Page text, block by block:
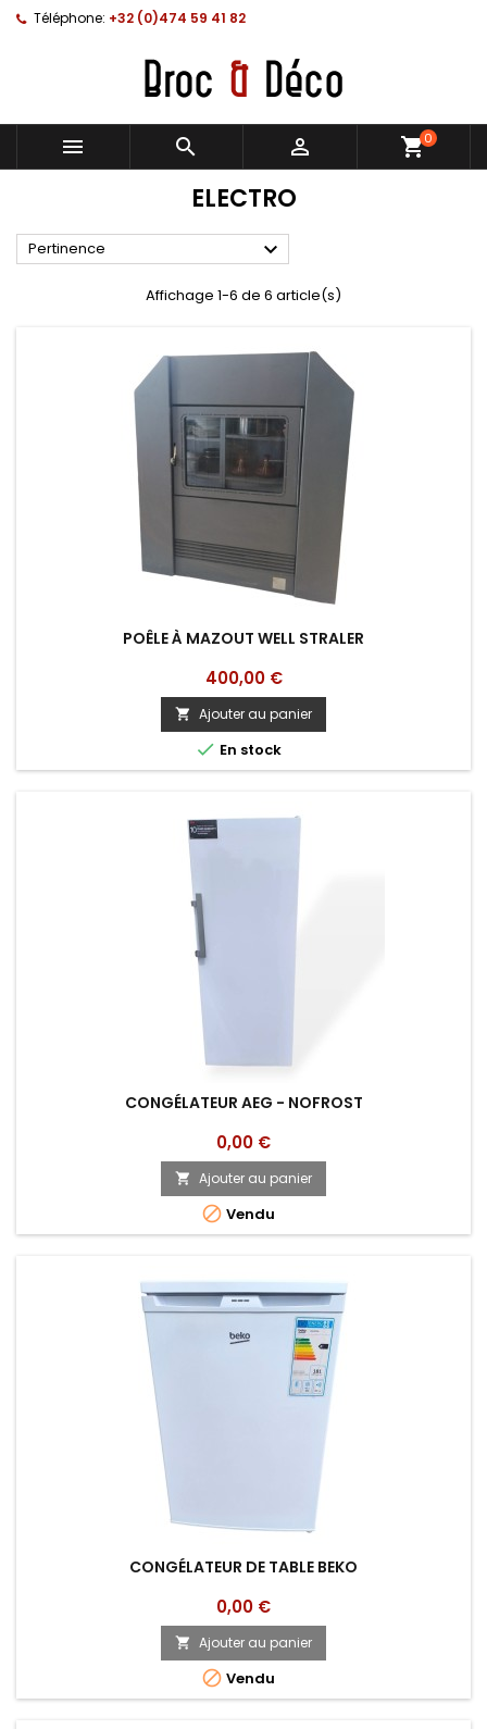
Téléphone: +32 (0)474 59 41 82
   shopping_cart0
ELECTRO
Pertinence 
Affichage 1-6 de 6 article(s)
POÊLE À MAZOUT WELL STRALER
Prix
400,00 €
 Ajouter au panier
 En stock
CONGÉLATEUR AEG - NOFROST
Prix
0,00 €
 Ajouter au panier
 Vendu
CONGÉLATEUR DE TABLE BEKO
Prix
0,00 €
 Ajouter au panier
 Vendu